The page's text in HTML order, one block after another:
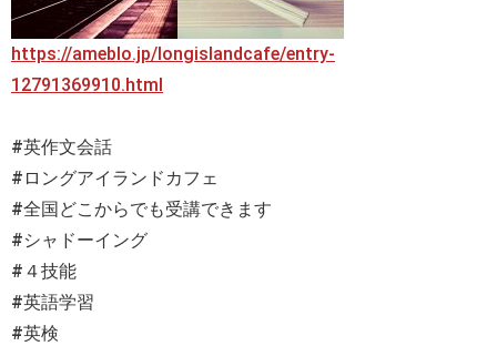
https://ameblo.jp/longislandcafe/entry-
12791369910.html
#英作文会話
#ロングアイランドカフェ
#全国どこからでも受講できます
#シャドーイング
#４技能
#英語学習
#英検